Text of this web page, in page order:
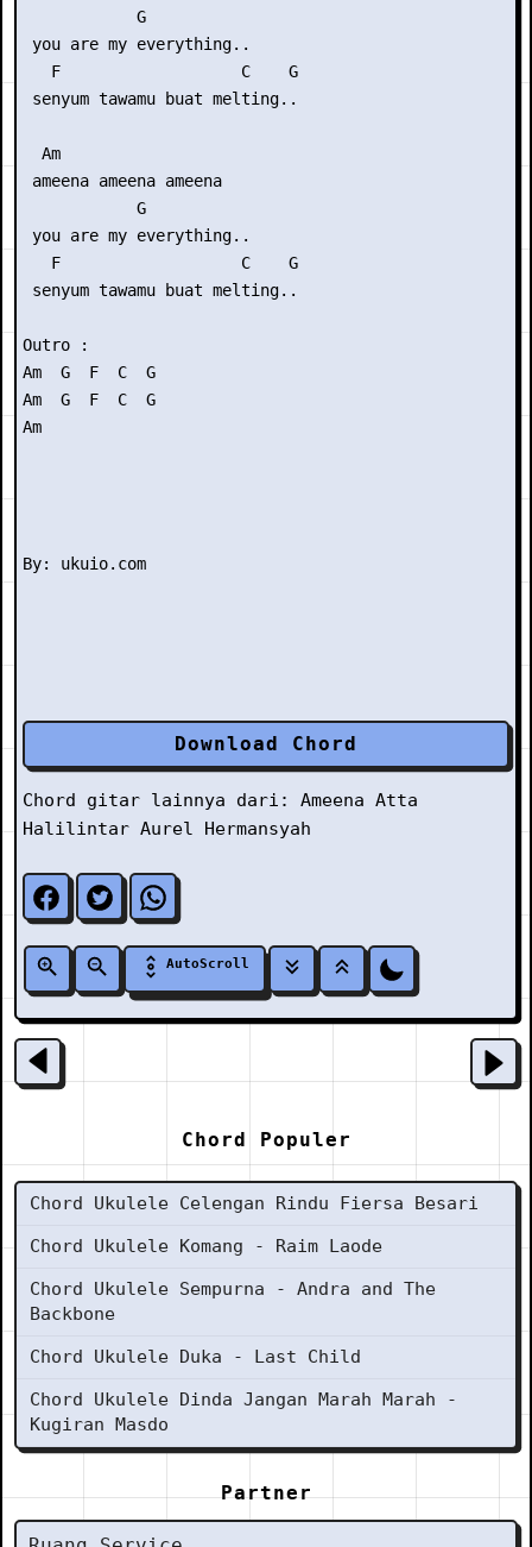
            G
you are my everything..
   F                   C    G
senyum tawamu buat melting..
  Am
ameena ameena ameena
            G
you are my everything..
   F                   C    G
senyum tawamu buat melting..
Outro :
Am  G  F  C  G
Am  G  F  C  G
Am
Download Chord
Chord gitar lainnya dari: Ameena Atta
Halilintar Aurel Hermansyah
AutoScroll
Chord Populer
Chord Ukulele Celengan Rindu Fiersa Besari
Chord Ukulele Komang - Raim Laode
Chord Ukulele Sempurna - Andra and The
Backbone
Chord Ukulele Duka - Last Child
Chord Ukulele Dinda Jangan Marah Marah -
Kugiran Masdo
Partner